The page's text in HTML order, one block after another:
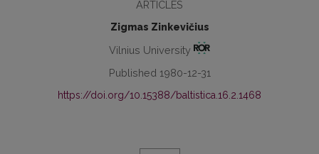
ARTICLES
Zigmas Zinkevičius
Vilnius University
Published 1980-12-31
https://doi.org/10.15388/baltistica.16.2.1468